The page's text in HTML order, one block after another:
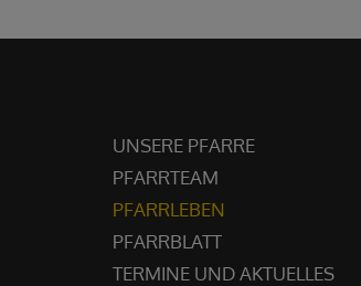
UNSERE PFARRE
PFARRTEAM
PFARRLEBEN
PFARRBLATT
TERMINE UND AKTUELLES